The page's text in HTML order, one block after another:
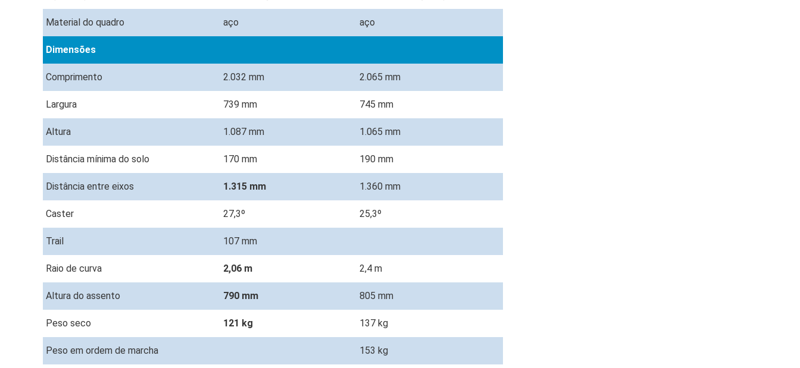
Material do quadro aço aço
Dimensões
Comprimento 2.032 mm 2.065 mm
Largura 739 mm 745 mm
Altura 1.087 mm 1.065 mm
Distância mínima do solo 170 mm 190 mm
Distância entre eixos 1.315 mm 1.360 mm
Caster 27,3º 25,3º
Trail 107 mm
Raio de curva 2,06 m 2,4 m
Altura do assento 790 mm 805 mm
Peso seco 121 kg 137 kg
Peso em ordem de marcha 153 kg